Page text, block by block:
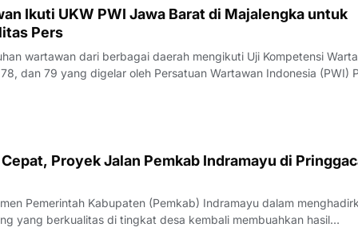
Ikuti UKW PWI Jawa Barat di Majalengka untuk
Pers
wartawan dari berbagai daerah mengikuti Uji Kompetensi
dan 79 yang digelar oleh Persatuan Wartawan Indonesia (PWI)
Rabu (22/7/2026).Pelaksana Tugas (Plt) Ketua PWI Jawa
Proyek Jalan Pemkab Indramayu di
Pemerintah Kabupaten (Pemkab) Indramayu dalam
yang berkualitas di tingkat desa kembali membuahkan hasil
yang apik antara pemangku kebijakan dan penyedia jasa, proyek